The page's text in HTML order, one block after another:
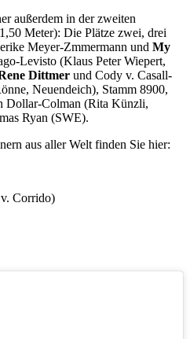
außerdem in der zweiten
Meter): Die Plätze zwei, drei
Meyer-Zmmermann und My
Levisto (Klaus Peter Wiepert,
Dittmer und Cody v. Casall-
Neuendeich), Stamm 8900,
Dollar-Colman (Rita Künzli,
Ryan (SWE).
aus aller Welt finden Sie hier:
Corrido)